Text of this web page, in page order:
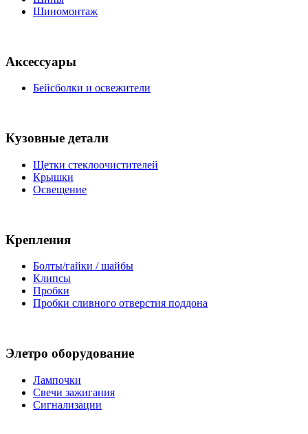
Шиномонтаж
Аксессуары
Бейсболки и освежители
Кузовные детали
Щетки стеклоочистителей
Крышки
Освещение
Крепления
Болты/гайки / шайбы
Клипсы
Пробки
Пробки сливного отверстия поддона
Элетро оборудование
Лампочки
Свечи зажигания
Сигнализации